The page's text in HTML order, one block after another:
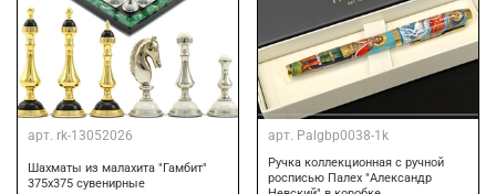
арт. rk-13052026
Шахматы из малахита "Гамбит"
375х375 сувенирные
арт. Palgbp0038-1k
Ручка коллекционная с ручной
росписью Палех "Александр